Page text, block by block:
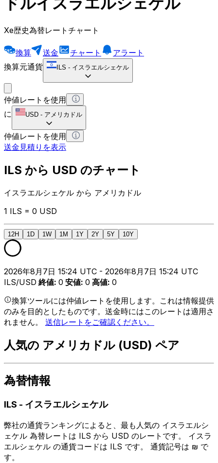
Xe歴史為替レートチャート
換算 送金 チャート
アラート
換算元通貨
ILS - イスラエルシェケル
仲値レートを使用
に
USD - アメリカドル
仲値レートを使用
送金見積りを表示
ILS から USD のチャート
イスラエルシェケル から アメリカドル
1 ILS = 0 USD
12H 1D 1W 1M 1Y 2Y 5Y 10Y
2026年8月7日 15:24 UTC - 2026年8月7日 15:24 UTC
ILS/USD 終値: 0 安値: 0 高値: 0
換算ツールには仲値レートを使用します。これは情報提供
のみを目的としたものです。送金時にはこのレートは適用さ
れません。 送信レートをご確認ください。
人気の アメリカドル (USD) ペア
為替情報
ILS - イスラエルシェケル
弊社の通貨ランキングによると、最も人気の イスラエルシ
ェケル 為替レートは ILS から USD のレートです。 イスラ
エルシェケル の通貨コードは ILS です。 通貨記号は ₪ で
す。